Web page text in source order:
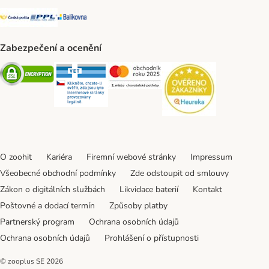
Česká pošta Shipping Method
PPL Shipping Method
Balíkovna Shipping Method
Zabezpečení a ocenění
Security Security Security
O zoohit Kariéra Firemní webové stránky
Impressum
Všeobecné obchodní podmínky
Zde odstoupit od smlouvy
Zákon o digitálních službách
Likvidace baterií
Kontakt
Poštovné a dodací termín
Způsoby platby
Partnerský program
Ochrana osobních údajů
Ochrana osobních údajů
Prohlášení o přístupnosti
© zooplus SE 2026